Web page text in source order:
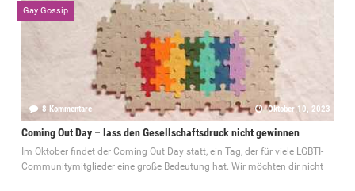
Gay Gossip
8 Kommentare Oktober 10, 2023
Coming Out Day – lass den Gesellschaftsdruck nicht gewinnen
Im Oktober findet der Coming Out Day statt, ein Tag, der für viele LGBTI-
Communitymitglieder eine große Bedeutung hat. Wir möchten dir nicht